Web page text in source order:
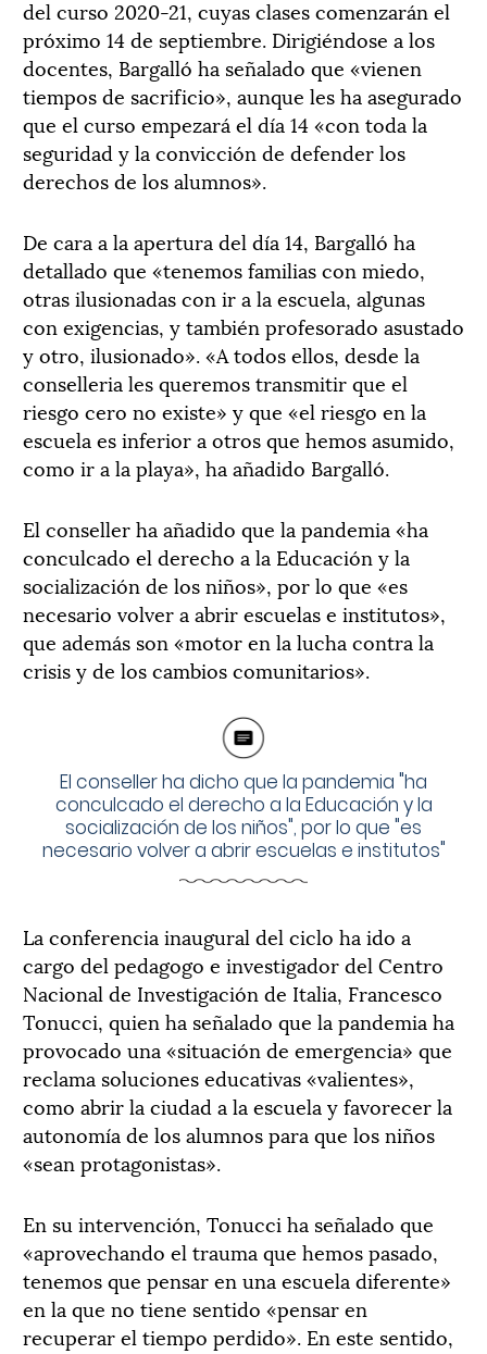
del curso 2020-21, cuyas clases comenzarán el
próximo 14 de septiembre. Dirigiéndose a los
docentes, Bargalló ha señalado que «vienen
tiempos de sacrificio», aunque les ha asegurado
que el curso empezará el día 14 «con toda la
seguridad y la convicción de defender los
derechos de los alumnos».
De cara a la apertura del día 14, Bargalló ha
detallado que «tenemos familias con miedo,
otras ilusionadas con ir a la escuela, algunas
con exigencias, y también profesorado asustado
y otro, ilusionado». «A todos ellos, desde la
conselleria les queremos transmitir que el
riesgo cero no existe» y que «el riesgo en la
escuela es inferior a otros que hemos asumido,
como ir a la playa», ha añadido Bargalló.
El conseller ha añadido que la pandemia «ha
conculcado el derecho a la Educación y la
socialización de los niños», por lo que «es
necesario volver a abrir escuelas e institutos»,
que además son «motor en la lucha contra la
crisis y de los cambios comunitarios».
El conseller ha dicho que la pandemia "ha
conculcado el derecho a la Educación y la
socialización de los niños", por lo que "es
necesario volver a abrir escuelas e institutos"
La conferencia inaugural del ciclo ha ido a
cargo del pedagogo e investigador del Centro
Nacional de Investigación de Italia, Francesco
Tonucci, quien ha señalado que la pandemia ha
provocado una «situación de emergencia» que
reclama soluciones educativas «valientes»,
como abrir la ciudad a la escuela y favorecer la
autonomía de los alumnos para que los niños
«sean protagonistas».
En su intervención, Tonucci ha señalado que
«aprovechando el trauma que hemos pasado,
tenemos que pensar en una escuela diferente»
en la que no tiene sentido «pensar en
recuperar el tiempo perdido». En este sentido,